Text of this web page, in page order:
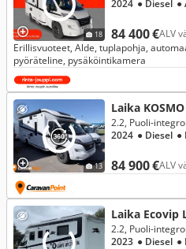
18 84 400 €ALV
2024 ● Diesel ●
Erillisvuoteet, Alde, tuplapohja,
pyöräteline, pysäköintikamera
13 84 900 €ALV
2.2, Puoli-
2024 ● Diesel ●
Laika Ecovip
2.2, Puoli-
2023 ● Diesel ●